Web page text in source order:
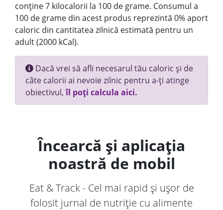
conține 7 kilocalorii la 100 de grame. Consumul a
100 de grame din acest produs reprezintă 0% aport
caloric din cantitatea zilnică estimată pentru un
adult (2000 kCal).
Dacă vrei să afli necesarul tău caloric și de
câte calorii ai nevoie zilnic pentru a-ți atinge
obiectivul,îl poți calcula aici.
Încearcă și aplicația
noastră de mobil
Eat & Track - Cel mai rapid și ușor de
folosit jurnal de nutriție cu alimente